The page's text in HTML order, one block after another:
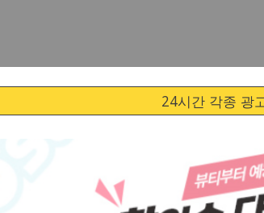
24시간 각종 광